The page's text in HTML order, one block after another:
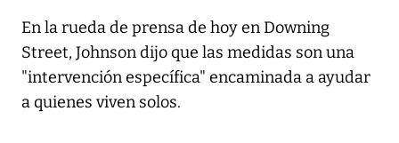
En la rueda de prensa de hoy en Downing
Street, Johnson dijo que las medidas son una
"intervención específica" encaminada a ayudar
a quienes viven solos.